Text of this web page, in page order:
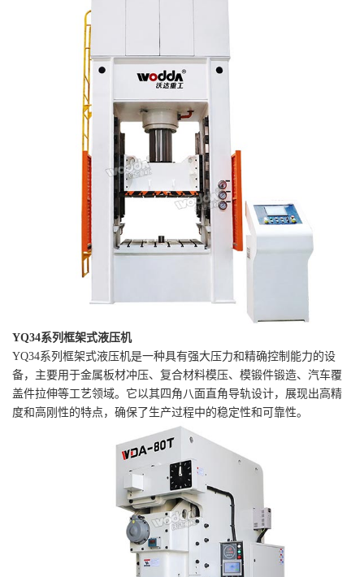
YQ34系列框架式液压机
YQ34系列框架式液压机是一种具有强大压力和精确控制能力的设
备，主要用于金属板材冲压、复合材料模压、模锻件锻造、汽车覆
盖件拉伸等工艺领域。它以其四角八面直角导轨设计，展现出高精
度和高刚性的特点，确保了生产过程中的稳定性和可靠性。